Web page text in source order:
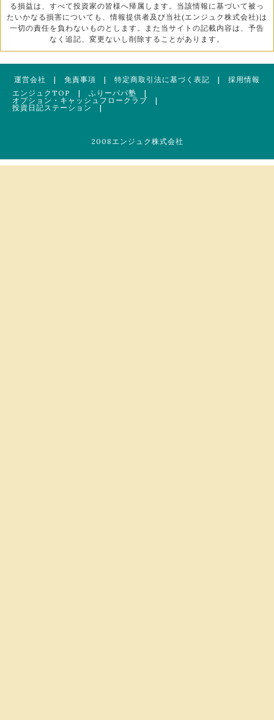
る損益は、すべて投資家の皆様へ帰属します。当該情報に基づいて被っ
たいかなる損害についても、情報提供者及び当社(エンジュク株式会社)は
一切の責任を負わないものとします。また当サイトの記載内容は、予告
なく追記、変更ないし削除することがあります。
運営会社 | 免責事項 | 特定商取引法に基づく表記 | 採用情報
エンジュクTOP
| ふりーパパ塾 |
オプション・キャッシュフロークラブ |
投資日記ステーション
|
2008エンジュク株式会社